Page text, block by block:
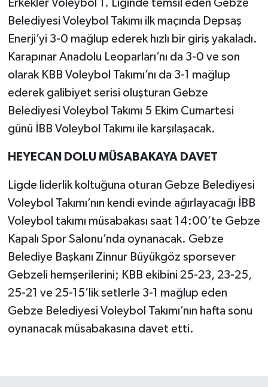
Erkekler Voleybol 1. Liginde temsil eden Gebze
Belediyesi Voleybol Takımı ilk maçında Depsaş
Enerji’yi 3-0 mağlup ederek hızlı bir giriş yakaladı.
Karapınar Anadolu Leoparları’nı da 3-0 ve son
olarak KBB Voleybol Takımı’nı da 3-1 mağlup
ederek galibiyet serisi oluşturan Gebze
Belediyesi Voleybol Takımı 5 Ekim Cumartesi
günü İBB Voleybol Takımı ile karşılaşacak.
HEYECAN DOLU MÜSABAKAYA DAVET
Ligde liderlik koltuğuna oturan Gebze Belediyesi
Voleybol Takımı’nın kendi evinde ağırlayacağı İBB
Voleybol takımı müsabakası saat 14:00’te Gebze
Kapalı Spor Salonu’nda oynanacak. Gebze
Belediye Başkanı Zinnur Büyükgöz sporsever
Gebzeli hemşerilerini; KBB ekibini 25-23, 23-25,
25-21 ve 25-15’lik setlerle 3-1 mağlup eden
Gebze Belediyesi Voleybol Takımı’nın hafta sonu
oynanacak müsabakasına davet etti.